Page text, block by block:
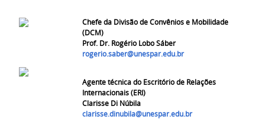
Chefe da Divisão de Convênios e Mobilidade
(DCM)
Prof. Dr. Rogério Lobo Sáber
rogerio.saber@unespar.edu.br
Agente técnica do Escritório de Relações
Internacionais (ERI)
Clarisse Di Núbila
clarisse.dinubila@unespar.edu.br